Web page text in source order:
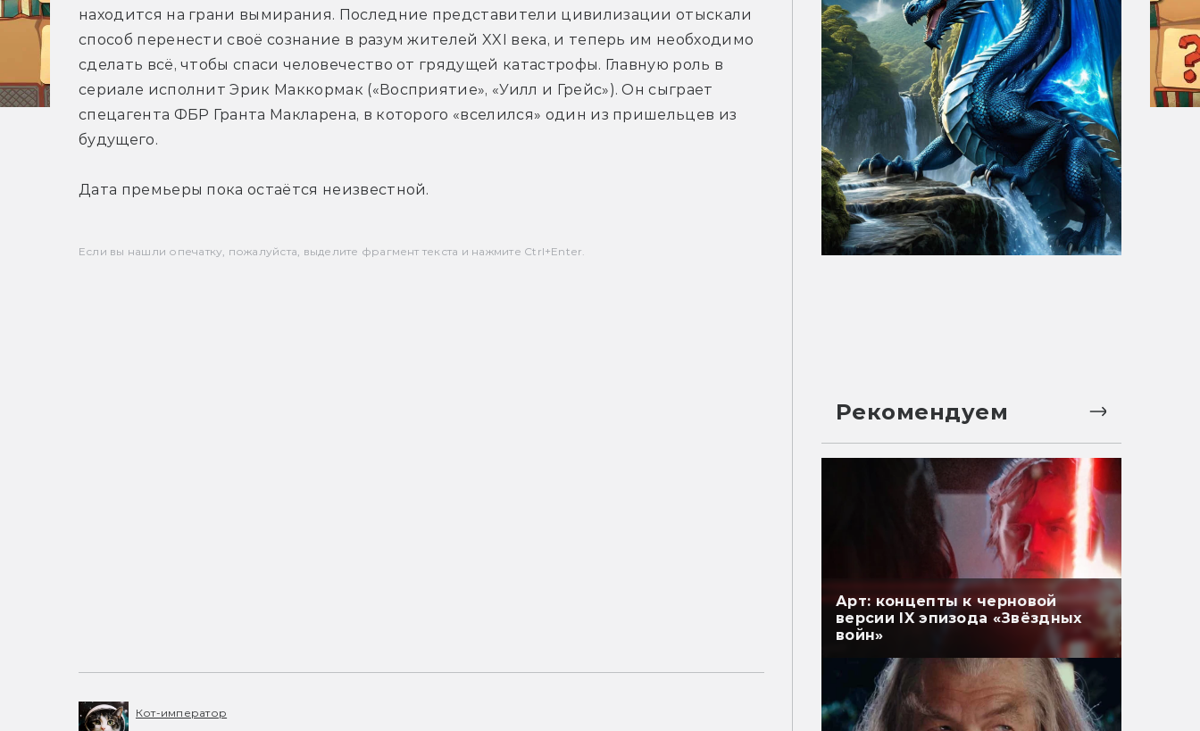
находится на грани вымирания. Последние представители цивилизации отыскали
способ перенести своё сознание в разум жителей XXI века, и теперь им необходимо
сделать всё, чтобы спаси человечество от грядущей катастрофы. Главную роль в
сериале исполнит Эрик Маккормак («Восприятие», «Уилл и Грейс»). Он сыграет
спецагента ФБР Гранта Макларена, в которого «вселился» один из пришельцев из
будущего.
Дата премьеры пока остаётся неизвестной.
Если вы нашли опечатку, пожалуйста, выделите фрагмент текста и нажмите Ctrl+Enter.
Кот-император
Рекомендуем
Арт: концепты к черновой
версии IX эпизода «Звёздных
войн»